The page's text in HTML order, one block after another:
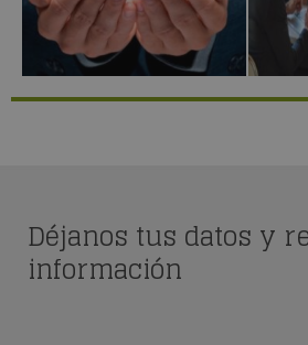
Déjanos tus datos y
información